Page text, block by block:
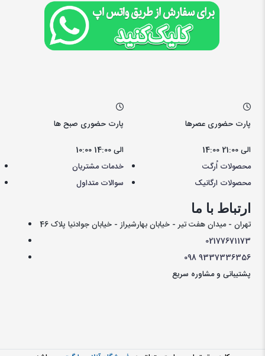
پارت حضوری صبح ها
10:00 الی 14:00
پارت حضوری عصرها
14:00 الی 21:00
خدمات مشتریان
سوالات متداول
محصولات اُرگت
محصولات ارگانیک
ارتباط با ما
تهران - میدان هفت تیر - خیابان بهارشیراز - خیابان جوادنیا پلاک 46
02177671173
0989337336356
پشتیبانی و مشاوره سریع